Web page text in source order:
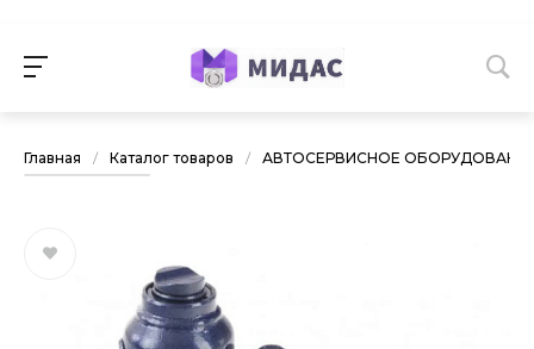
Главная / Каталог товаров / АВТОСЕРВИСНОЕ